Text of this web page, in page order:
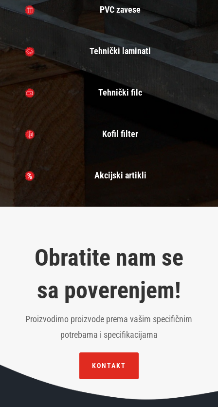
PVC zavese
Tehnički laminati
Tehnički filc
Kofil filter
Akcijski artikli
Obratite nam se
sa poverenjem!
Proizvodimo proizvode prema vašim specifičnim
potrebama i specifikacijama
KONTAKT